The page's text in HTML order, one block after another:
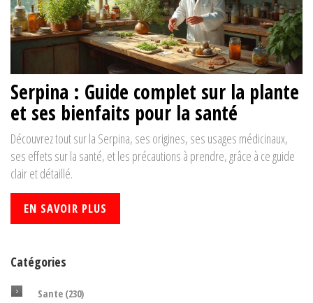
Serpina : Guide complet sur la plante
et ses bienfaits pour la santé
Découvrez tout sur la Serpina, ses origines, ses usages médicinaux,
ses effets sur la santé, et les précautions à prendre, grâce à ce guide
clair et détaillé.
EN SAVOIR PLUS
Catégories
Sante (230)